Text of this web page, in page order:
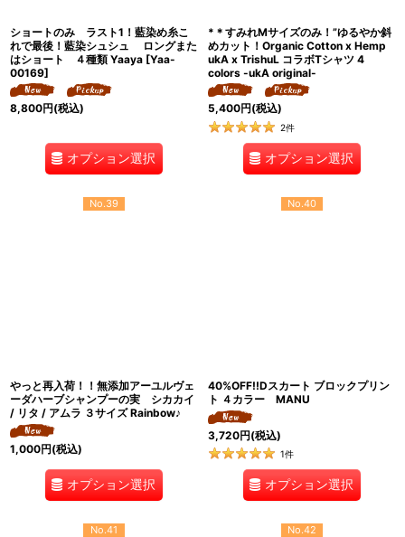
ショートのみ ラスト1！藍染め糸こ
れで最後！藍染シュシュ ロングまた
はショート ４種類 Yaaya [Yaa-
00169]
8,800円(税込)
オプション選択
*＊すみれMサイズのみ！”ゆるやか斜
めカット！Organic Cotton x Hemp
ukA x TrishuL コラボTシャツ 4
colors -ukA original-
5,400円(税込)
2件
オプション選択
No.39
やっと再入荷！！無添加アーユルヴェ
ーダハーブシャンプーの実 シカカイ
/ リタ / アムラ ３サイズ Rainbow♪
1,000円(税込)
オプション選択
No.40
40%OFF!!Dスカート ブロックプリン
ト ４カラー MANU
3,720円(税込)
1件
オプション選択
No.41 No.42